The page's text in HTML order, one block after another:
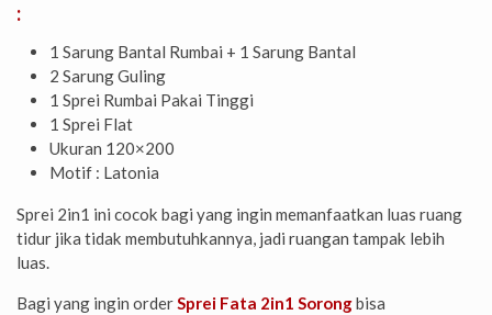
:
1 Sarung Bantal Rumbai + 1 Sarung Bantal
2 Sarung Guling
1 Sprei Rumbai Pakai Tinggi
1 Sprei Flat
Ukuran 120×200
Motif : Latonia
Sprei 2in1 ini cocok bagi yang ingin memanfaatkan luas ruang
tidur jika tidak membutuhkannya, jadi ruangan tampak lebih
luas.
Bagi yang ingin order Sprei Fata 2in1 Sorongbisa